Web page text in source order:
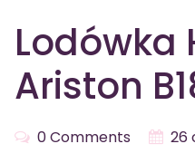
Ariston
0 Comments 26